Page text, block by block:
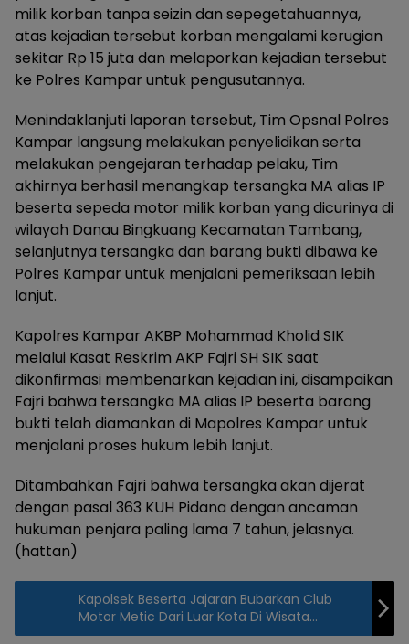
milik korban tanpa seizin dan sepegetahuannya,
atas kejadian tersebut korban mengalami kerugian
sekitar Rp 15 juta dan melaporkan kejadian tersebut
ke Polres Kampar untuk pengusutannya.
Menindaklanjuti laporan tersebut, Tim Opsnal Polres
Kampar langsung melakukan penyelidikan serta
melakukan pengejaran terhadap pelaku, Tim
akhirnya berhasil menangkap tersangka MA alias IP
beserta sepeda motor milik korban yang dicurinya di
wilayah Danau Bingkuang Kecamatan Tambang,
selanjutnya tersangka dan barang bukti dibawa ke
Polres Kampar untuk menjalani pemeriksaan lebih
lanjut.
Kapolres Kampar AKBP Mohammad Kholid SIK
melalui Kasat Reskrim AKP Fajri SH SIK saat
dikonfirmasi membenarkan kejadian ini, disampaikan
Fajri bahwa tersangka MA alias IP beserta barang
bukti telah diamankan di Mapolres Kampar untuk
menjalani proses hukum lebih lanjut.
Ditambahkan Fajri bahwa tersangka akan dijerat
dengan pasal 363 KUH Pidana dengan ancaman
hukuman penjara paling lama 7 tahun, jelasnya.
(hattan)
Kapolsek Beserta Jajaran Bubarkan Club
Motor Metic Dari Luar Kota Di Wisata
Pemandian Tasnan